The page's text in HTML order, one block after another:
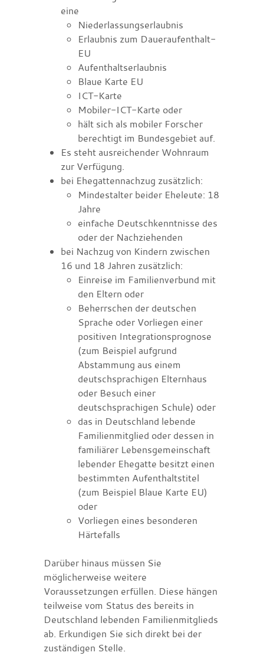
eine
Niederlassungserlaubnis
Erlaubnis zum Daueraufenthalt-
EU
Aufenthaltserlaubnis
Blaue Karte EU
ICT-Karte
Mobiler-ICT-Karte oder
hält sich als mobiler Forscher
berechtigt im Bundesgebiet auf.
Es steht ausreichender Wohnraum
zur Verfügung.
bei Ehegattennachzug zusätzlich:
Mindestalter beider Eheleute: 18
Jahre
einfache Deutschkenntnisse des
oder der Nachziehenden
bei Nachzug von Kindern zwischen
16 und 18 Jahren zusätzlich:
Einreise im Familienverbund mit
den Eltern oder
Beherrschen der deutschen
Sprache oder Vorliegen einer
positiven Integrationsprognose
(zum Beispiel aufgrund
Abstammung aus einem
deutschsprachigen Elternhaus
oder Besuch einer
deutschsprachigen Schule) oder
das in Deutschland lebende
Familienmitglied oder dessen in
familiärer Lebensgemeinschaft
lebender Ehegatte besitzt einen
bestimmten Aufenthaltstitel
(zum Beispiel Blaue Karte EU)
oder
Vorliegen eines besonderen
Härtefalls
Darüber hinaus müssen Sie
möglicherweise weitere
Voraussetzungen erfüllen. Diese hängen
teilweise vom Status des bereits in
Deutschland lebenden Familienmitglieds
ab. Erkundigen Sie sich direkt bei der
zuständigen Stelle.